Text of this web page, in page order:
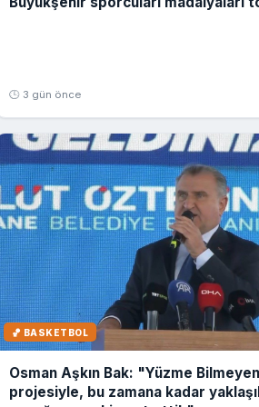
🕒 3 gün önce
🏀 BASKETBOL
Osman Aşkın Bak: "Yüzme Bilmeyen
projesiyle, bu zamana kadar